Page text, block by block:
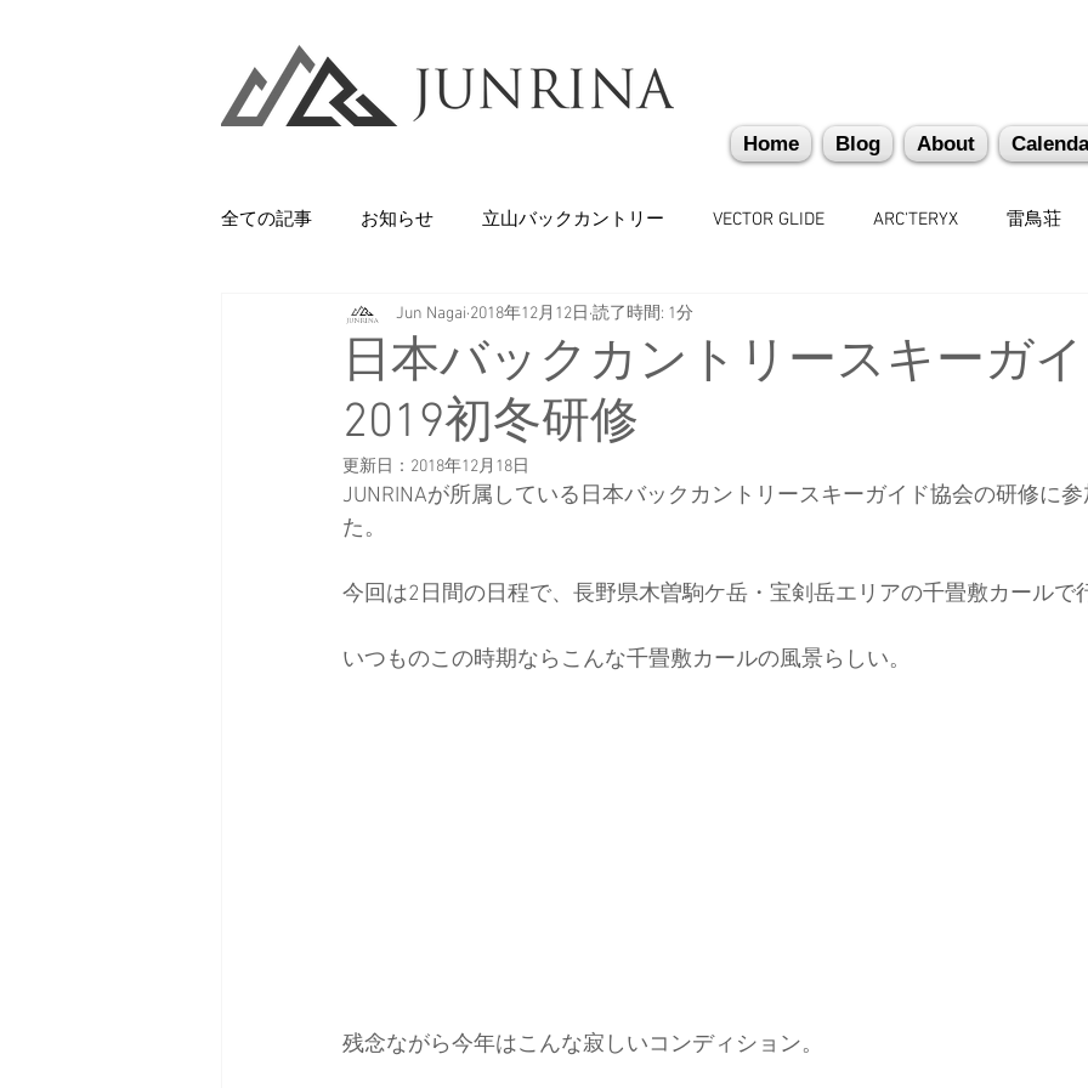
Home Blog About
全ての記事 お知らせ 立山バックカントリー VECTOR GLIDE ARC'TERYX 雷鳥荘
Backcountry 八甲田山 かぐらバックカントリー
石井スポーツ 休日 美味しいもの
西上州の山々 日本雪崩ネットワーク 雪崩業務従事者 かぐらス
日本バックカントリースキーガイド協会 中央アルプス 展示会 Sweet Protection
日本バックカントリースキーガ
2019初冬研修
Jun Nagai 2018年12月12日 読了時間: 1分
更新日： 2018年12月18日
JUNRINAが所属している日本バックカントリースキーガイド協会の研修に
た。
今回は2日間の日程で、長野県木曽駒ケ岳・宝剣岳エリアの千畳敷カールで
いつものこの時期ならこんな千畳敷カールの風景らしい。
残念ながら今年はこんな寂しいコンディション。